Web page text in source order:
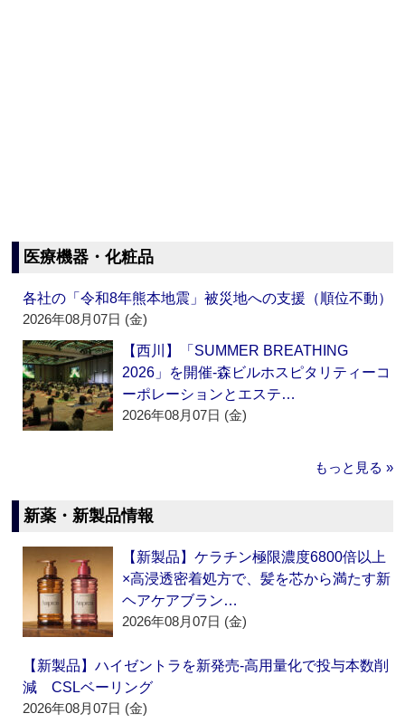
医療機器・化粧品
各社の「令和8年熊本地震」被災地への支援（順位不動）
2026年08月07日 (金)
【西川】「SUMMER BREATHING
2026」を開催‐森ビルホスピタリティーコ
ーポレーションとエステ…
2026年08月07日 (金)
もっと見る »
新薬・新製品情報
【新製品】ケラチン極限濃度6800倍以上
×高浸透密着処方で、髪を芯から満たす新
ヘアケアブラン…
2026年08月07日 (金)
【新製品】ハイゼントラを新発売‐高用量化で投与本数削
減 CSLベーリング
2026年08月07日 (金)